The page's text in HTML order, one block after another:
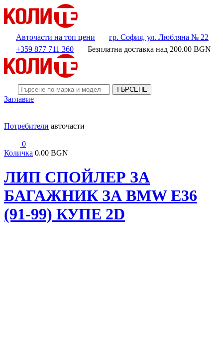
Авточасти на топ цени
гр. София, ул. Любляна № 22
+359 877 711 360
Безплатна доставка над 200.00 BGN
ТЪРСЕНЕ
Заглавие
Потребители авточасти
0
Количка 0.00 BGN
ЛИП СПОЙЛЕР ЗА
БАГАЖНИК ЗА BMW E36
(91-99) КУПЕ 2D